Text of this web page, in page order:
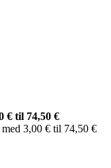
€ til 74,50 €
3,00 € til 74,50 €